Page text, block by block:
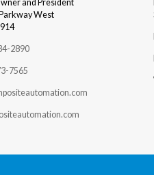
and President
West
2890
7565